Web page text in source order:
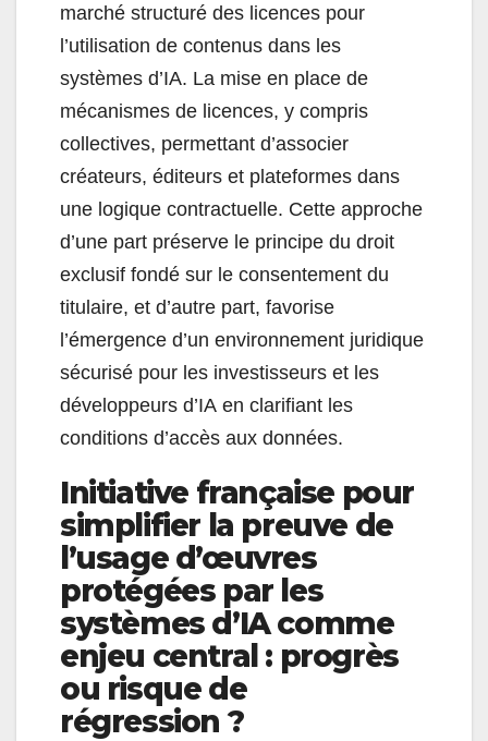
marché structuré des licences pour
l’utilisation de contenus dans les
systèmes d’IA. La mise en place de
mécanismes de licences, y compris
collectives, permettant d’associer
créateurs, éditeurs et plateformes dans
une logique contractuelle. Cette approche
d’une part préserve le principe du droit
exclusif fondé sur le consentement du
titulaire, et d’autre part, favorise
l’émergence d’un environnement juridique
sécurisé pour les investisseurs et les
développeurs d’IA en clarifiant les
conditions d’accès aux données.
Initiative française pour
simplifier la preuve de
l’usage d’œuvres
protégées par les
systèmes d’IA comme
enjeu central : progrès
ou risque de
régression ?